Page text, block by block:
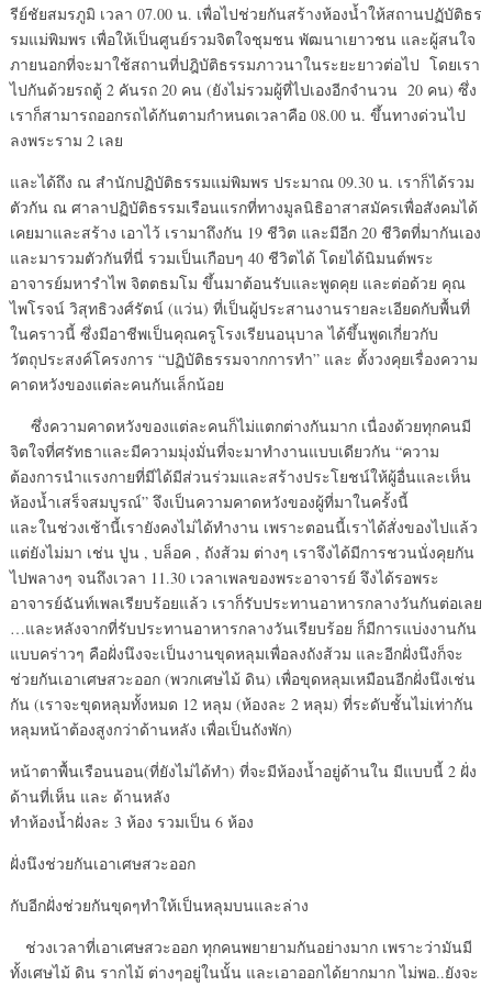
รีย์ชัยสมรภูมิ เวลา 07.00 น. เพื่อไปช่วยกันสร้างห้องน้ำให้สถานปฏับัติธร
รมแม่พิมพร เพื่อให้เป็นศูนย์รวมจิตใจชุมชน พัฒนาเยาวชน และผู้สนใจ
ภายนอกที่จะมาใช้สถานที่ปฎิบัติธรรมภาวนาในระยะยาวต่อไป โดยเรา
ไปกันด้วยรถตู้ 2 คันรถ 20 คน (ยังไม่รวมผู้ที่ไปเองอีกจำนวน 20 คน) ซึ่ง
เราก็สามารถออกรถได้กันตามกำหนดเวลาคือ 08.00 น. ขึ้นทางด่วนไป
ลงพระราม 2 เลย
และได้ถึง ณ สำนักปฏิบัติธรรมแม่พิมพร ประมาณ 09.30 น. เราก็ได้รวม
ตัวกัน ณ ศาลาปฏิบัติธรรมเรือนแรกที่ทางมูลนิธิอาสาสมัครเพื่อสังคมได้
เคยมาและสร้าง เอาไว้ เรามาถึงกัน 19 ชีวิต และมีอีก 20 ชีวิตที่มากันเอง
และมารวมตัวกันที่นี่ รวมเป็นเกือบๆ 40 ชีวิตได้ โดยได้นิมนต์พระ
อาจารย์มหารำไพ จิตตธมโม ขึ้นมาต้อนรับและพูดคุย และต่อด้วย คุณ
ไพโรจน์ วิสุทธิวงศ์รัตน์ (แว่น) ที่เป็นผู้ประสานงานรายละเอียดกับพื้นที่
ในคราวนี้ ซึ่งมีอาชีพเป็นคุณครูโรงเรียนอนุบาล ได้ขึ้นพูดเกี่ยวกับ
วัตถุประสงค์โครงการ “ปฏิบัติธรรมจากการทำ” และ ตั้งวงคุยเรื่องความ
คาดหวังของแต่ละคนกันเล็กน้อย
ซึ่งความคาดหวังของแต่ละคนก็ไม่แตกต่างกันมาก เนื่องด้วยทุกคนมี
จิตใจที่ศรัทธาและมีความมุ่งมั่นที่จะมาทำงานแบบเดียวกัน “ความ
ต้องการนำแรงกายที่มีได้มีส่วนร่วมและสร้างประโยชน์ให้ผู้อื่นและเห็น
ห้องน้ำเสร็จสมบูรณ์” จึงเป็นความคาดหวังของผู้ที่มาในครั้งนี้
และในช่วงเช้านี้เรายังคงไม่ได้ทำงาน เพราะตอนนี้เราได้สั่งของไปแล้ว
แต่ยังไม่มา เช่น ปูน , บล็อค , ถังส้วม ต่างๆ เราจึงได้มีการชวนนั่งคุยกัน
ไปพลางๆ จนถึงเวลา 11.30 เวลาเพลของพระอาจารย์ จึงได้รอพระ
อาจารย์ฉันท์เพลเรียบร้อยแล้ว เราก็รับประทานอาหารกลางวันกันต่อเลย
…และหลังจากที่รับประทานอาหารกลางวันเรียบร้อย ก็มีการแบ่งงานกัน
แบบคร่าวๆ คือฝั่งนึงจะเป็นงานขุดหลุมเพื่อลงถังส้วม และอีกฝั่งนึงก็จะ
ช่วยกันเอาเศษสวะออก (พวกเศษไม้ ดิน) เพื่อขุดหลุมเหมือนอีกฝั่งนึงเช่น
กัน (เราจะขุดหลุมทั้งหมด 12 หลุม (ห้องละ 2 หลุม) ที่ระดับชั้นไม่เท่ากัน
หลุมหน้าต้องสูงกว่าด้านหลัง เพื่อเป็นถังพัก)
หน้าตาพื้นเรือนนอน(ที่ยังไม่ได้ทำ) ที่จะมีห้องน้ำอยู่ด้านใน มีแบบนี้ 2 ฝั่ง
ด้านที่เห็น และ ด้านหลัง
ทำห้องน้ำฝั่งละ 3 ห้อง รวมเป็น 6 ห้อง
ฝั่งนึงช่วยกันเอาเศษสวะออก
กับอีกฝั่งช่วยกันขุดๆทำให้เป็นหลุมบนและล่าง
ช่วงเวลาที่เอาเศษสวะออก ทุกคนพยายามกันอย่างมาก เพราะว่ามันมี
ทั้งเศษไม้ ดิน รากไม้ ต่างๆอยู่ในนั้น และเอาออกได้ยากมาก ไม่พอ..ยังจะ